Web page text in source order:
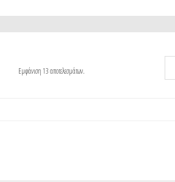
Εμφάνιση 13 αποτελεσμάτων.